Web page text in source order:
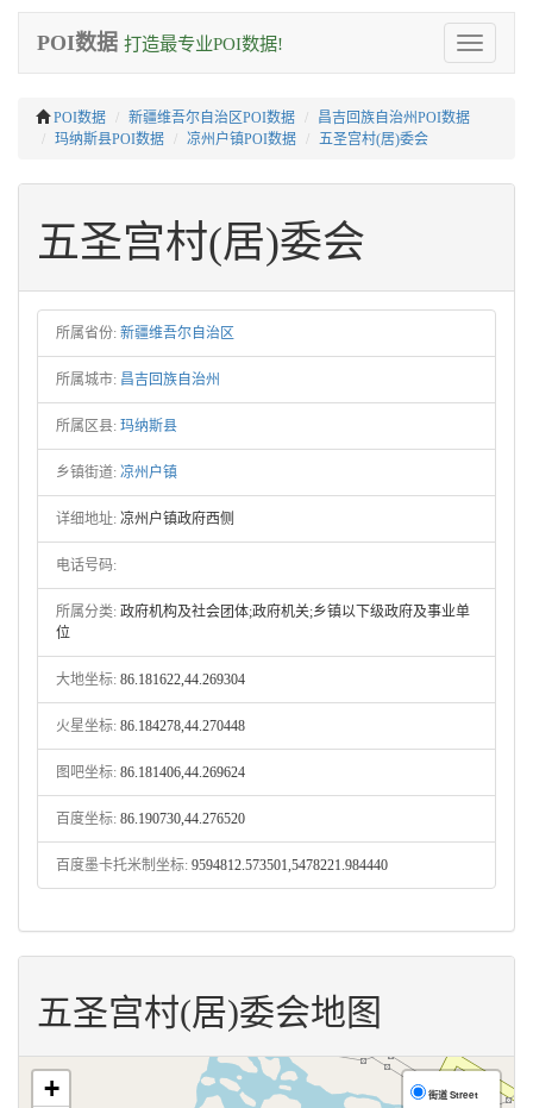
Toggle
navigation
POI数据 打造最专业POI数据!
POI数据 新疆维吾尔自治区POI数据
昌吉回族自治州POI数据
玛纳斯县POI数据
凉州户镇POI数据 五圣宫村(居)委会
五圣宫村(居)委会
所属省份: 新疆维吾尔自治区
所属城市: 昌吉回族自治州
所属区县: 玛纳斯县
乡镇街道: 凉州户镇
详细地址: 凉州户镇政府西侧
电话号码:
所属分类: 政府机构及社会团体;政府机关;乡镇以下级政府及事业单
位
大地坐标: 86.181622,44.269304
火星坐标: 86.184278,44.270448
图吧坐标: 86.181406,44.269624
百度坐标: 86.190730,44.276520
百度墨卡托米制坐标: 9594812.573501,5478221.984440
五圣宫村(居)委会地图
+
街道 Street